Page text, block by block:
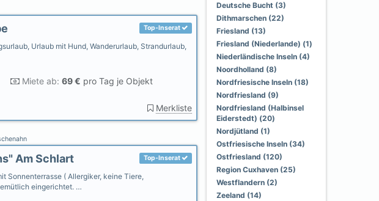
Top-Inserat
Urlaub mit Hund, Wanderurlaub, Strandurlaub,
Miete ab: 69 € pro Tag je Objekt
Merkliste
Top-Inserat
Am Schlart
Sonnenterrasse ( Allergiker, keine Tiere,
eingerichtet. …
Deutsche Bucht (3)
Dithmarschen (22)
Friesland (13)
Friesland (Niederlande) (1)
Niederländische Inseln (4)
Noordholland (8)
Nordfriesische Inseln (18)
Nordfriesland (9)
Nordfriesland (Halbinsel
Eiderstedt) (20)
Nordjütland (1)
Ostfriesische Inseln (34)
Ostfriesland (120)
Region Cuxhaven (25)
Westflandern (2)
Zeeland (14)